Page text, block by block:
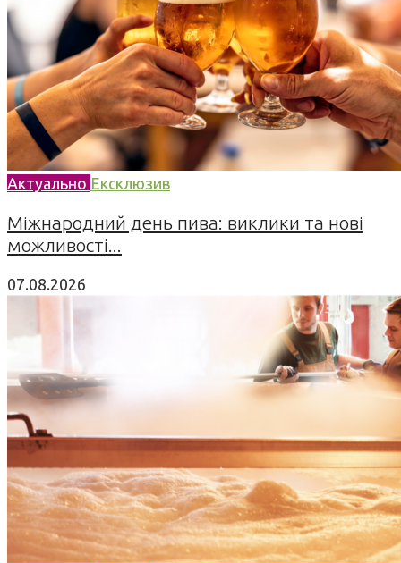
Актуально Ексклюзив
Міжнародний день пива: виклики та нові
можливості...
07.08.2026